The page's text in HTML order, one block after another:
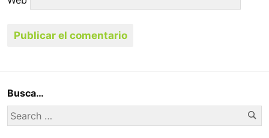
Busca…
Search
for: